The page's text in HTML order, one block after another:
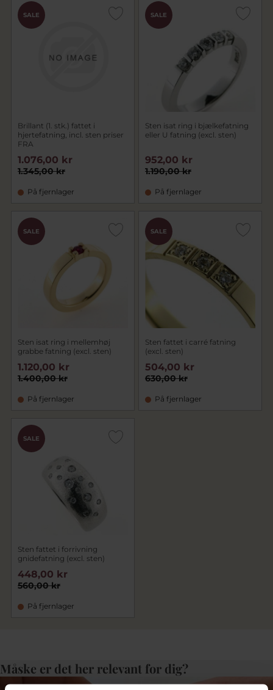
SALE
Brillant (1. stk.) fattet i
hjertefatning, incl. sten priser
FRA
1.345,00 kr
1.076,00 kr
På fjernlager
SALE
Sten isat ring i bjælkefatning
eller U fatning (excl. sten)
1.190,00 kr
952,00 kr
På fjernlager
SALE
Sten isat ring i mellemhøj
grabbe fatning (excl. sten)
1.400,00 kr
1.120,00 kr
På fjernlager
SALE
Sten fattet i carré fatning
(excl. sten)
630,00 kr
504,00 kr
På fjernlager
SALE
Sten fattet i forrivning
gnidefatning (excl. sten)
560,00 kr
448,00 kr
På fjernlager
Måske er det her relevant for dig?